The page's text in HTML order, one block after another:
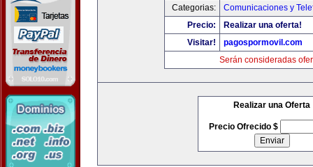
Categorias:
Comunicaciones y
Precio:
Realizar una oferta!
Visitar!
pagospormovil.com
Serán consideradas
Realizar una Oferta
Precio Ofrecido $